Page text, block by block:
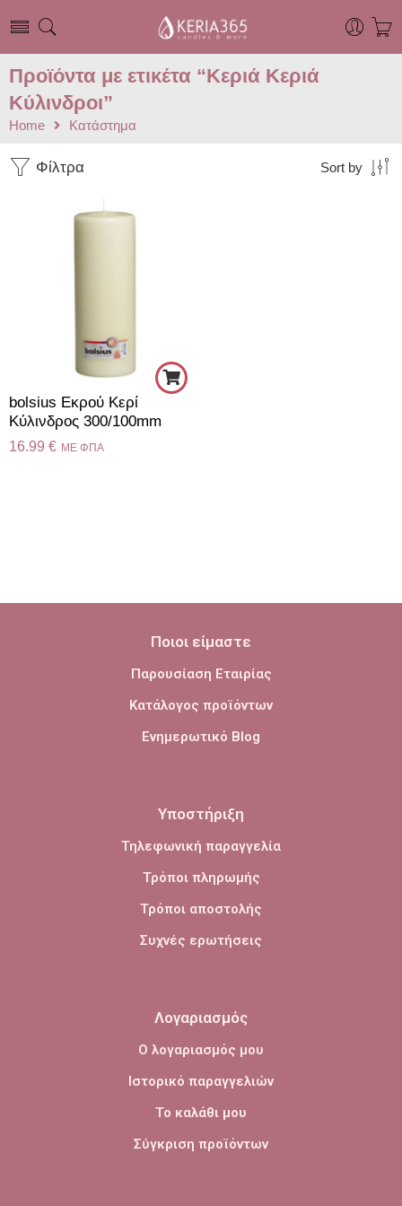
Προϊόντα με ετικέτα “Κεριά Κεριά
Κύλινδροι”
Home Κατάστημα
Φίλτρα Sort by
bolsius Εκρού Κερί
Κύλινδρος 300/100mm
16.99 € ME ΦΠΑ
Ποιοι είμαστε
Παρουσίαση Εταιρίας
Κατάλογος προϊόντων
Ενημερωτικό Blog
Υποστήριξη
Τηλεφωνική παραγγελία
Τρόποι πληρωμής
Τρόποι αποστολής
Συχνές ερωτήσεις
Λογαριασμός
Ο λογαριασμός μου
Ιστορικό παραγγελιών
Το καλάθι μου
Σύγκριση προϊόντων